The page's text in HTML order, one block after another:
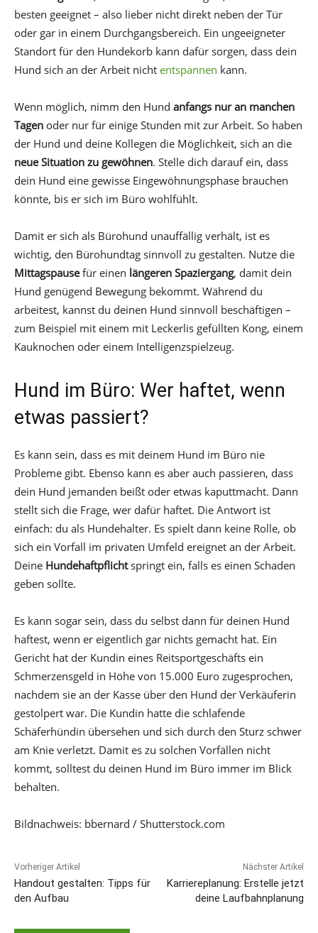
besten geeignet – also lieber nicht direkt neben der Tür
oder gar in einem Durchgangsbereich. Ein ungeeigneter
Standort für den Hundekorb kann dafür sorgen, dass dein
Hund sich an der Arbeit nicht entspannen kann.
Wenn möglich, nimm den Hund anfangs nur an manchen
Tagen oder nur für einige Stunden mit zur Arbeit. So haben
der Hund und deine Kollegen die Möglichkeit, sich an die
neue Situation zu gewöhnen. Stelle dich darauf ein, dass
dein Hund eine gewisse Eingewöhnungsphase brauchen
könnte, bis er sich im Büro wohlfühlt.
Damit er sich als Bürohund unauffällig verhält, ist es
wichtig, den Bürohundtag sinnvoll zu gestalten. Nutze die
Mittagspausefür einen längeren Spaziergang, damit dein
Hund genügend Bewegung bekommt. Während du
arbeitest, kannst du deinen Hund sinnvoll beschäftigen –
zum Beispiel mit einem mit Leckerlis gefüllten Kong, einem
Kauknochen oder einem Intelligenzspielzeug.
Hund im Büro: Wer haftet, wenn
etwas passiert?
Es kann sein, dass es mit deinem Hund im Büro nie
Probleme gibt. Ebenso kann es aber auch passieren, dass
dein Hund jemanden beißt oder etwas kaputtmacht. Dann
stellt sich die Frage, wer dafür haftet. Die Antwort ist
einfach: du als Hundehalter. Es spielt dann keine Rolle, ob
sich ein Vorfall im privaten Umfeld ereignet an der Arbeit.
Deine Hundehaftpflichtspringt ein, falls es einen Schaden
geben sollte.
Es kann sogar sein, dass du selbst dann für deinen Hund
haftest, wenn er eigentlich gar nichts gemacht hat. Ein
Gericht hat der Kundin eines Reitsportgeschäfts ein
Schmerzensgeld in Höhe von 15.000 Euro zugesprochen,
nachdem sie an der Kasse über den Hund der Verkäuferin
gestolpert war. Die Kundin hatte die schlafende
Schäferhündin übersehen und sich durch den Sturz schwer
am Knie verletzt. Damit es zu solchen Vorfällen nicht
kommt, solltest du deinen Hund im Büro immer im Blick
behalten.
Bildnachweis: bbernard / Shutterstock.com
Vorheriger Artikel
Handout gestalten: Tipps für
den Aufbau
Nächster Artikel
Karriereplanung: Erstelle jetzt
deine Laufbahnplanung